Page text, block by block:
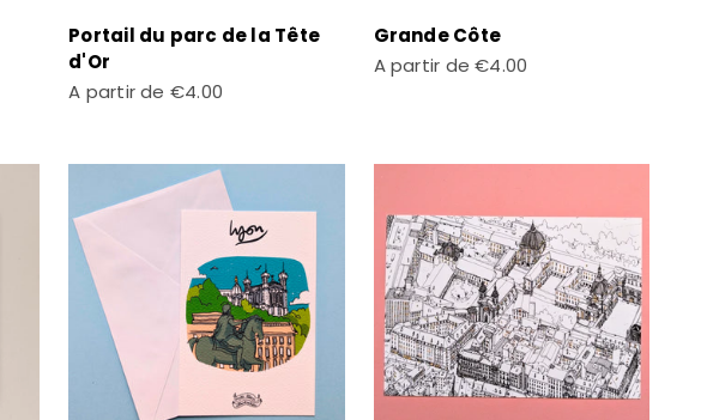
Portail du parc de la Tête
d'Or
Prix de vente
A partir de €4.00
Grande Côte
Prix de vente
A partir de€4.00